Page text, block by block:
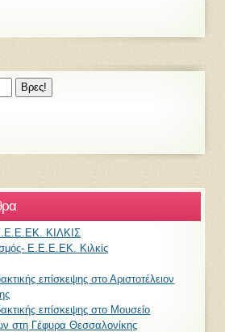
ΚΙΛΚΙΣ
Ε.Ε.Ε.ΕΚ. Κιλκίς
επίσκεψης στο Αριστοτέλειον
επίσκεψης στο Μουσείο
στη Γέφυρα Θεσσαλονίκης